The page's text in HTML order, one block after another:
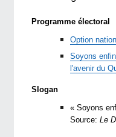
Programme électoral
Option
Soyons
l'avenir du
Slogan
« Soyons
Source: Le